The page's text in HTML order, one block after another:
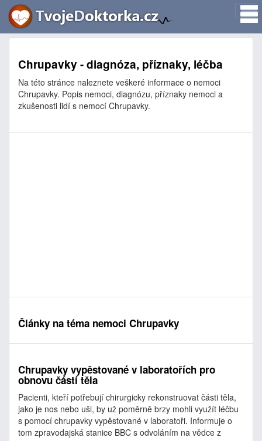
Chrupavky - diagnóza, příznaky, léčba
Na této stránce naleznete veškeré informace o nemoci
Chrupavky. Popis nemoci, diagnózu, příznaky nemoci a
zkušenosti lidí s nemocí Chrupavky.
Články na téma nemoci Chrupavky
Chrupavky vypěstované v laboratořích pro
obnovu částí těla
Pacienti, kteří potřebují chirurgicky rekonstruovat části těla,
jako je nos nebo uši, by už poměrně brzy mohli využít léčbu
s pomocí chrupavky vypěstované v laboratoři. Informuje o
tom zpravodajská stanice BBC s odvoláním na vědce z